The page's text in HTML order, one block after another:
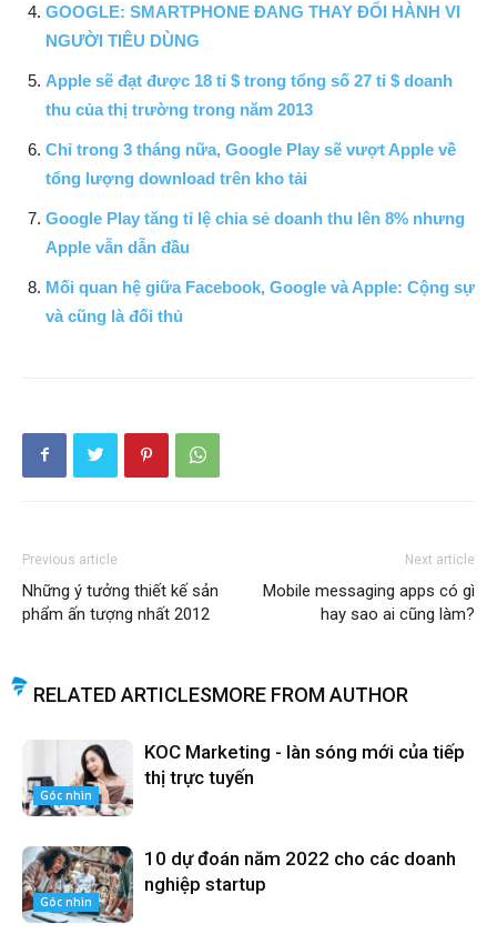
GOOGLE: SMARTPHONE ĐANG THAY ĐỔI HÀNH VI
NGƯỜI TIÊU DÙNG
Apple sẽ đạt được 18 tỉ $ trong tổng số 27 tỉ $ doanh
thu của thị trường trong năm 2013
Chỉ trong 3 tháng nữa, Google Play sẽ vượt Apple về
tổng lượng download trên kho tải
Google Play tăng tỉ lệ chia sẻ doanh thu lên 8% nhưng
Apple vẫn dẫn đầu
Mối quan hệ giữa Facebook, Google và Apple: Cộng sự
và cũng là đối thủ
Previous article
Những ý tưởng thiết kế sản
phẩm ấn tượng nhất 2012
Next article
Mobile messaging apps có gì
hay sao ai cũng làm?
RELATED ARTICLESMORE FROM AUTHOR
Góc nhìn
KOC Marketing - làn sóng mới của tiếp
thị trực tuyến
Góc nhìn
10 dự đoán năm 2022 cho các doanh
nghiệp startup